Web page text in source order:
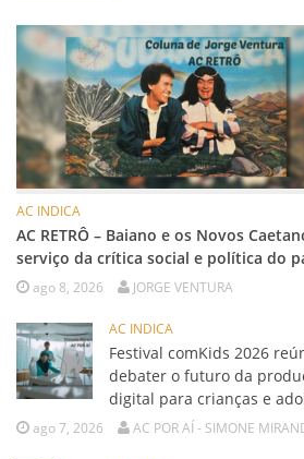
AC INDICA
AC RETRÔ – Baiano e os Novos
serviço da crítica social e política do
ago 8, 2026 JORGE VENTURA
AC INDICA
Festival comKids 2026
debater o futuro da
digital para crianças e
ago 7, 2026 AC POR AÍ - SIMONE